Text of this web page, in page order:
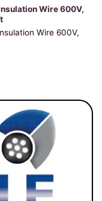
Wire 600V,
Wire 600V,